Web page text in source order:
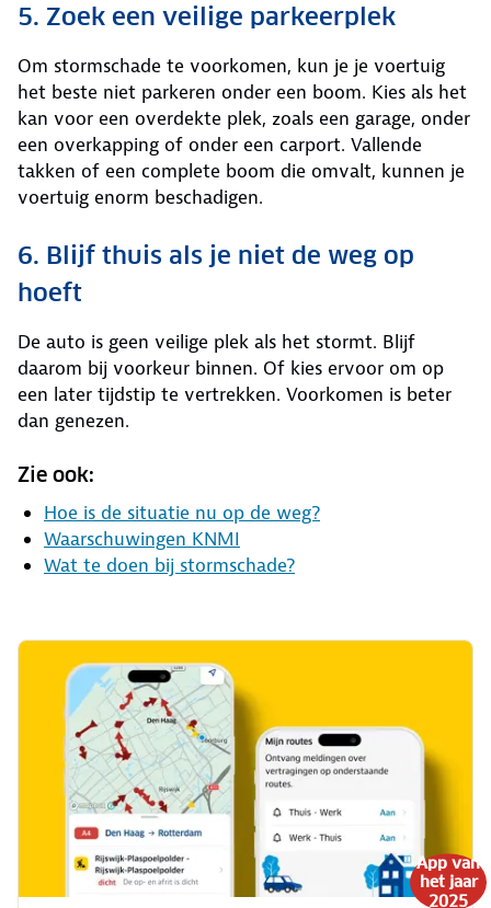
5. Zoek een veilige parkeerplek
Om stormschade te voorkomen, kun je je voertuig
het beste niet parkeren onder een boom. Kies als het
kan voor een overdekte plek, zoals een garage, onder
een overkapping of onder een carport. Vallende
takken of een complete boom die omvalt, kunnen je
voertuig enorm beschadigen.
6. Blijf thuis als je niet de weg op
hoeft
De auto is geen veilige plek als het stormt. Blijf
daarom bij voorkeur binnen. Of kies ervoor om op
een later tijdstip te vertrekken. Voorkomen is beter
dan genezen.
Zie ook:
Hoe is de situatie nu op de weg?
Waarschuwingen KNMI
Wat te doen bij stormschade?
App van
het jaar
2025